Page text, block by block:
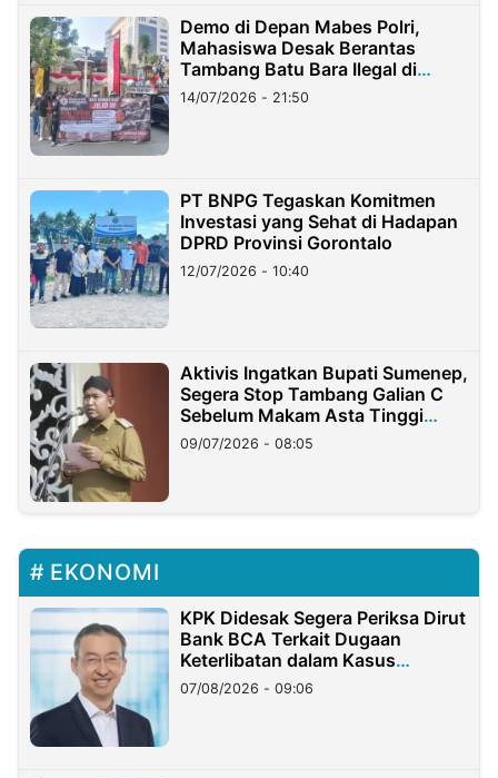
Demo di Depan Mabes Polri,
Mahasiswa Desak Berantas
Tambang Batu Bara Ilegal di
Lampung
14/07/2026 - 21:50
PT BNPG Tegaskan Komitmen
Investasi yang Sehat di Hadapan
DPRD Provinsi Gorontalo
12/07/2026 - 10:40
Aktivis Ingatkan Bupati Sumenep,
Segera Stop Tambang Galian C
Sebelum Makam Asta Tinggi
Longsor
09/07/2026 - 08:05
EKONOMI
KPK Didesak Segera Periksa Dirut
Bank BCA Terkait Dugaan
Keterlibatan dalam Kasus
Hilangnya Dana Nasabah Rp2,58
Miliar
07/08/2026 - 09:06